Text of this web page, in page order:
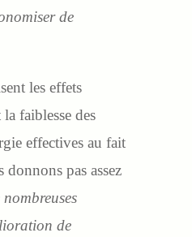
de
les effets
faiblesse des
effectives au fait
pas assez
nombreuses
de